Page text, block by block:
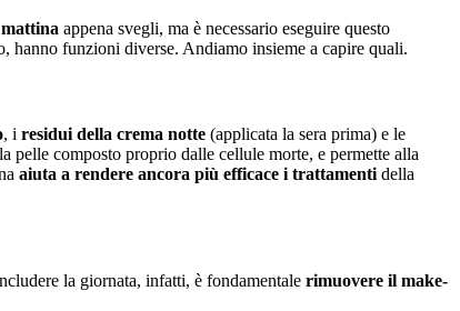
appena svegli, ma è necessario eseguire questo
hanno funzioni diverse. Andiamo insieme a capire quali.
, i residui della crema notte (applicata la sera prima) e le
pelle composto proprio dalle cellule morte, e permette alla
aiuta a rendere ancora più efficace i trattamenti della
la giornata, infatti, è fondamentale rimuovere il make-